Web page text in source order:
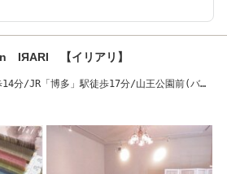
IЯARI 【イリアリ】
分/JR「博多」駅徒歩17分/山王公園前(バス